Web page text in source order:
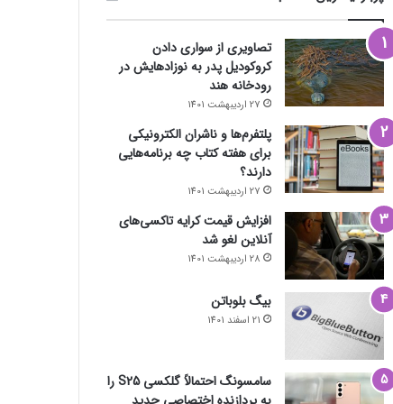
تصاویری از سواری دادن
کروکودیل پدر به نوزادهایش در
رودخانه هند
27 اردیبهشت 1401
پلتفرم‌ها و ناشران الکترونیکی
برای هفته کتاب چه برنامه‌هایی
دارند؟
27 اردیبهشت 1401
افزایش قیمت کرایه تاکسی‌های
آنلاین لغو شد
28 اردیبهشت 1401
بیگ بلوباتن
21 اسفند 1401
سامسونگ احتمالاً گلکسی S25 را